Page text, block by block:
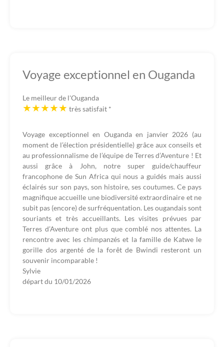
Voyage exceptionnel en Ouganda
Le meilleur de l'Ouganda
très satisfait *
Voyage exceptionnel en Ouganda en janvier 2026 (au
moment de l’élection présidentielle) grâce aux conseils et
au professionnalisme de l’équipe de Terres d’Aventure ! Et
aussi grâce à John, notre super guide/chauffeur
francophone de Sun Africa qui nous a guidés mais aussi
éclairés sur son pays, son histoire, ses coutumes. Ce pays
magnifique accueille une biodiversité extraordinaire et ne
subit pas (encore) de surfréquentation. Les ougandais sont
souriants et très accueillants. Les visites prévues par
Terres d’Aventure ont plus que comblé nos attentes. La
rencontre avec les chimpanzés et la famille de Katwe le
gorille dos argenté de la forêt de Bwindi resteront un
souvenir incomparable !
Sylvie
départ du 10/01/2026